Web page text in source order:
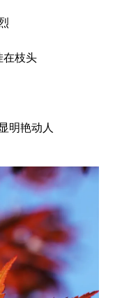
在枝头
明艳动人